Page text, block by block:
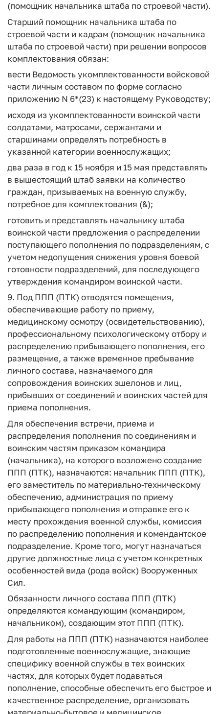
(помощник начальника штаба по строевой части).
Старший помощник начальника штаба по
строевой части и кадрам (помощник начальника
штаба по строевой части) при решении вопросов
комплектования обязан:
вести Ведомость укомплектованности войсковой
части личным составом по форме согласно
приложению N 6*(23) к настоящему Руководству;
исходя из укомплектованности воинской части
солдатами, матросами, сержантами и
старшинами определять потребность в
указанной категории военнослужащих;
два раза в год к 15 ноября и 15 мая представлять
в вышестоящий штаб заявки на количество
граждан, призываемых на военную службу,
потребное для комплектования (&);
готовить и представлять начальнику штаба
воинской части предложения о распределении
поступающего пополнения по подразделениям, с
учетом недопущения снижения уровня боевой
готовности подразделений, для последующего
утверждения командиром воинской части.
9. Под ППП (ПТК) отводятся помещения,
обеспечивающие работу по приему,
медицинскому осмотру (освидетельствованию),
профессиональному психологическому отбору и
распределению прибывающего пополнения, его
размещение, а также временное пребывание
личного состава, назначаемого для
сопровождения воинских эшелонов и лиц,
прибывших от соединений и воинских частей для
приема пополнения.
Для обеспечения встречи, приема и
распределения пополнения по соединениям и
воинским частям приказом командира
(начальника), на которого возложено создание
ППП (ПТК), назначаются: начальник ППП (ПТК),
его заместитель по материально-техническому
обеспечению, администрация по приему
прибывающего пополнения и отправке его к
месту прохождения военной службы, комиссия
по распределению пополнения и комендантское
подразделение. Кроме того, могут назначаться
другие должностные лица с учетом конкретных
особенностей вида (рода войск) Вооруженных
Сил.
Обязанности личного состава ППП (ПТК)
определяются командующим (командиром,
начальником), создающим этот ППП (ПТК).
Для работы на ППП (ПТК) назначаются наиболее
подготовленные военнослужащие, знающие
специфику военной службы в тех воинских
частях, для которых будет подаваться
пополнение, способные обеспечить его быстрое и
качественное распределение, организовать